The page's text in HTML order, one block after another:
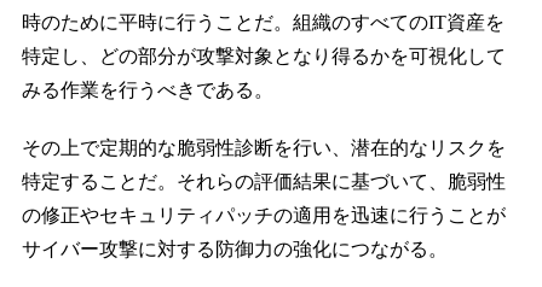
時のために平時に行うことだ。組織のすべてのIT資産を
特定し、どの部分が攻撃対象となり得るかを可視化して
みる作業を行うべきである。
その上で定期的な脆弱性診断を行い、潜在的なリスクを
特定することだ。それらの評価結果に基づいて、脆弱性
の修正やセキュリティパッチの適用を迅速に行うことが
サイバー攻撃に対する防御力の強化につながる。